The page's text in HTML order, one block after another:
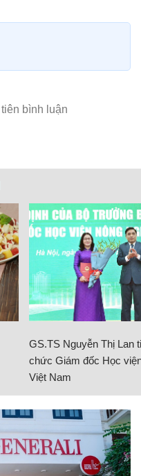
GS.TS Nguyễn Thị Lan
chức Giám đốc Học
Việt Nam